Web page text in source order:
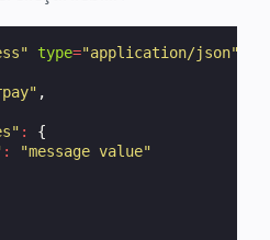
type="application/json"
,
:
{
:
"message value"